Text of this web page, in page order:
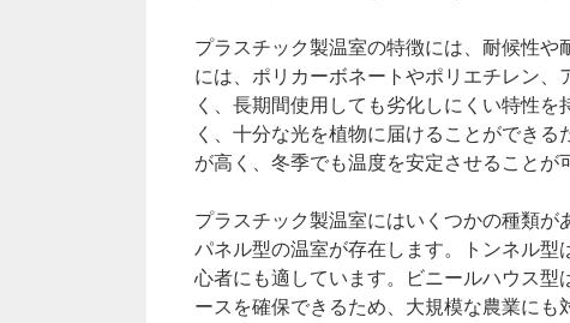
プラスチック製温室の特徴には、耐候性
には、ポリカーボネートやポリエチレン
く、長期間使用しても劣化しにくい特性
く、十分な光を植物に届けることができ
が高く、冬季でも温度を安定させることが
プラスチック製温室にはいくつかの種類が
パネル型の温室が存在します。トンネル
心者にも適しています。ビニールハウス
ースを確保できるため、大規模な農業に